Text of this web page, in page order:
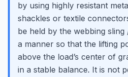
by using highly resistant
shackles or textile
be held by the webbing
a manner so that the lifting
above the load’s center of
in a stable balance. It is not